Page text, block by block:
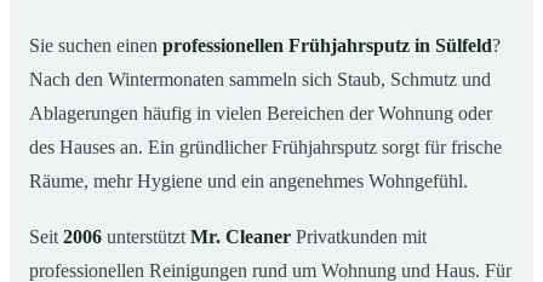
03Was kostet ein Frühjahrsputz in Sülfeld?
04Warum Mr. Cleaner in Sülfeld?
05Typische Anlässe für einen Frühjahrsputz
08Frühjahrsputz in Sülfeld – so arbeiten unsere
Profis
Sie suchen einen professionellen Frühjahrsputz in Sülfeld?
Nach den Wintermonaten sammeln sich Staub, Schmutz und
Ablagerungen häufig in vielen Bereichen der Wohnung oder
des Hauses an. Ein gründlicher Frühjahrsputz sorgt für frische
Räume, mehr Hygiene und ein angenehmes Wohngefühl.
Seit 2006 unterstützt Mr. Cleaner Privatkunden mit
professionellen Reinigungen rund um Wohnung und Haus. Für